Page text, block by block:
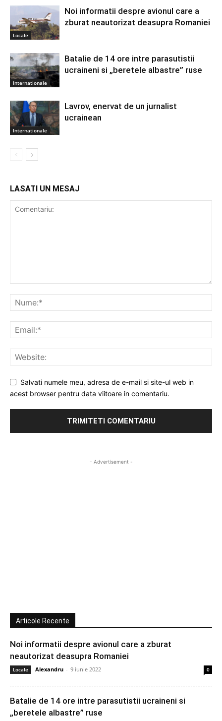
Locale
Noi informatii despre avionul care a
zburat neautorizat deasupra Romaniei
Internationale
Batalie de 14 ore intre parasutistii
ucraineni si „beretele albastre” ruse
Internationale
Lavrov, enervat de un jurnalist
ucrainean
LASATI UN MESAJ
Salvati numele meu, adresa de e-mail si site-ul web in
acest browser pentru data viitoare in comentariu.
- Advertisement -
Articole Recente
Noi informatii despre avionul care a zburat
neautorizat deasupra Romaniei
Locale Alexandru - 9 iunie 2022 0
Batalie de 14 ore intre parasutistii ucraineni si
„beretele albastre” ruse